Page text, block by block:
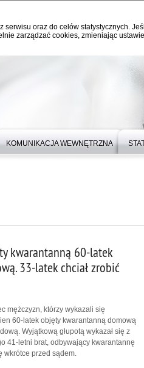
oraz do celów statystycznych.
zarządzać cookies, zmieniając
KOMUNIKACJA WEWNĘTRZNA
kwarantanną 60-latek
33-latek chciał zrobić
mężczyzn, którzy wykazali się
60-latek objęty kwarantanną domową
Wyjątkową głupotą wykazał się z
41-letni brat, odbywający kwarantannę
wkrótce przed sądem.